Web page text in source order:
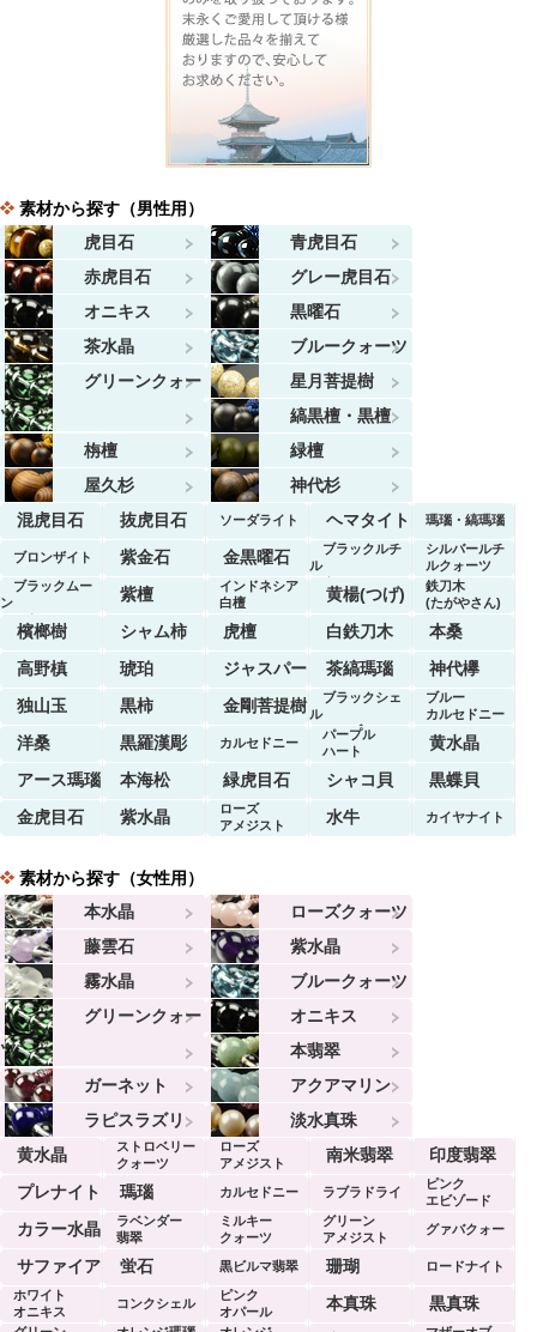
素材から探す（男性用）
虎目石
青虎目石
赤虎目石
グレー虎目石
オニキス
黒曜石
茶水晶
ブルークォーツ
グリーンクォー
ツ
星月菩提樹
縞黒檀・黒檀
栴檀
緑檀
屋久杉
神代杉
混虎目石
抜虎目石 ソーダライト ヘマタイト 瑪瑙・縞瑪瑙
ブロンザイト 紫金石 金黒曜石
ブラックルチ
ル
クォーツ
シルバールチ
ルクォーツ
ブラックムー
ン
ストーン
紫檀
インドネシア
白檀
黄楊(つげ)
鉄刀木
(たがやさん)
檳榔樹 シャム柿 虎檀 白鉄刀木
本桑
高野槙
琥珀 ジャスパー 茶縞瑪瑙
神代欅
独山玉
黒柿 金剛菩提樹
ブラックシェ
ル
マーブル
ブルー
カルセドニー
洋桑 黒羅漢彫 カルセドニー
パープル
ハート
黄水晶
アース瑪瑙
本海松 緑虎目石 シャコ貝
黒蝶貝
金虎目石
紫水晶
ローズ
アメジスト
水牛 カイヤナイト
素材から探す（女性用）
本水晶
ローズクォーツ
藤雲石
紫水晶
霧水晶
ブルークォーツ
グリーンクォー
ツ
オニキス
本翡翠
ガーネット
アクアマリン
ラピスラズリ
淡水真珠
黄水晶
ストロベリー
クォーツ
ローズ
アメジスト
南米翡翠
印度翡翠
プレナイト
瑪瑙 カルセドニー ラブラドライ
ピンク
エビゾード
カラー水晶
ラベンダー
翡翠
ミルキー
クォーツ
グリーン
アメジスト
グァバクォー
サファイア 蛍石 黒ビルマ翡翠 珊瑚
ロードナイト
ホワイト
オニキス
コンクシェル
ピンク
オパール
本真珠 黒真珠